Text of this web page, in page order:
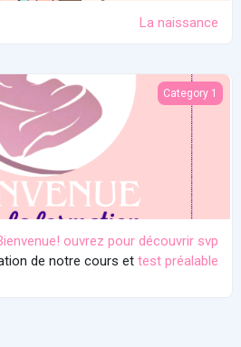
La naissance
Bienvenue! ouvrez pour découvrir svp
Category 1
ouvrez pour découvrir svp
de notre cours et test préalable